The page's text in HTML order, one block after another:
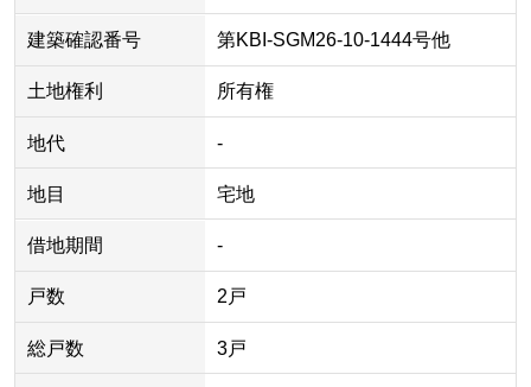
建築確認番号 第KBI-SGM26-10-1444号他
土地権利 所有権
地代 -
地目 宅地
借地期間 -
戸数 2戸
総戸数 3戸